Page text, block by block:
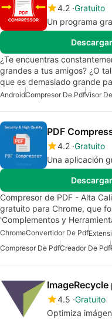
4.2 Gratuito
Un programa
¿Te encuentras
grandes a tus amigos? ¿O
que es demasiado grande
AndroidCompresor De PdfVisor
PDF
4.2 Gratuito
Una aplicación
Compresor de PDF - Alta
gratuito para Chrome, que
'Complementos y
ChromeConvertidor De Pdf
Compresor De PdfCreador De Pdf
4.5 Gratuito
Optimiza